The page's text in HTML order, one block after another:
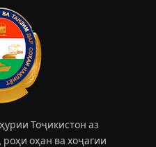
Тоҷикистон аз
оҳан ва хоҷагии